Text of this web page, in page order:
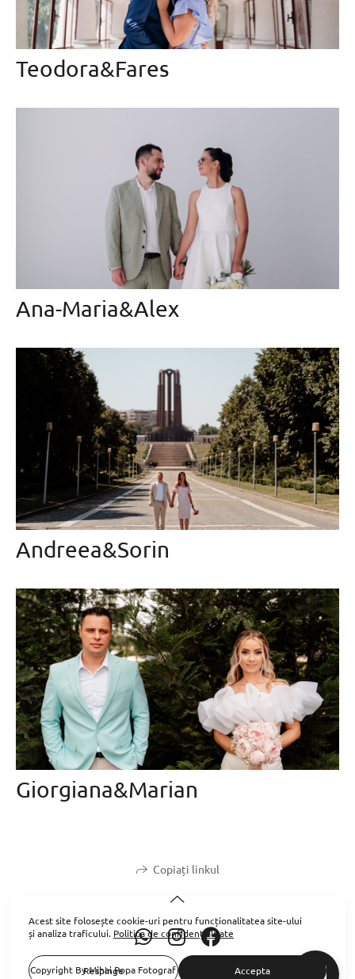
Teodora&Fares
Ana-Maria&Alex
Andreea&Sorin
Giorgiana&Marian
Copiați linkul
Copyright By Mihai Popa Fotograf 2024 - 2026 | All Rights Reserved.
Acest site folosește cookie-uri pentru funcționalitatea site-ului
și analiza traficului. Politica de confidențialitate
Respinge Accepta